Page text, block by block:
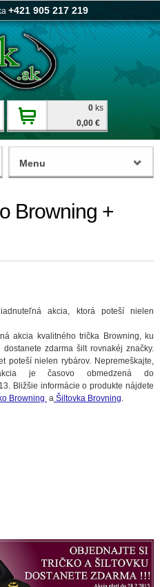
+421 905 217 219
0 ks
0,00 €
Browning +
akcia, ktorá poteší nielen
akcia kvalitného trička Browning, ku
dostanete zdarma šilt rovnakéj značky.
poteší nielen rybárov. Nepremeškajte,
je časovo obmedzená do
Bližšie informácie o produkte nájdete
Browning a Šiltovka Brovning
Menu